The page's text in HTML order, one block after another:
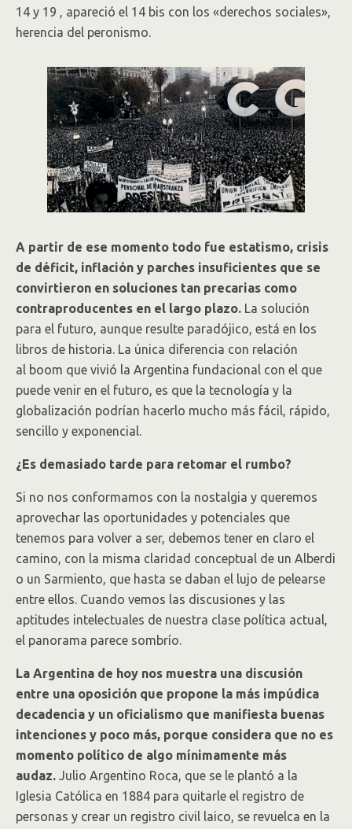
14 y 19 , apareció el 14 bis con los «derechos sociales»,
herencia del peronismo.
A partir de ese momento todo fue estatismo, crisis
de déficit, inflación y parches insuficientes que se
convirtieron en soluciones tan precarias como
contraproducentes en el largo plazo. La solución
para el futuro, aunque resulte paradójico, está en los
libros de historia. La única diferencia con relación
al boom que vivió la Argentina fundacional con el que
puede venir en el futuro, es que la tecnología y la
globalización podrían hacerlo mucho más fácil, rápido,
sencillo y exponencial.
¿Es demasiado tarde para retomar el rumbo?
Si no nos conformamos con la nostalgia y queremos
aprovechar las oportunidades y potenciales que
tenemos para volver a ser, debemos tener en claro el
camino, con la misma claridad conceptual de un Alberdi
o un Sarmiento, que hasta se daban el lujo de pelearse
entre ellos. Cuando vemos las discusiones y las
aptitudes intelectuales de nuestra clase política actual,
el panorama parece sombrío.
La Argentina de hoy nos muestra una discusión
entre una oposición que propone la más impúdica
decadencia y un oficialismo que manifiesta buenas
intenciones y poco más, porque considera que no es
momento político de algo mínimamente más
audaz. Julio Argentino Roca, que se le plantó a la
Iglesia Católica en 1884 para quitarle el registro de
personas y crear un registro civil laico, se revuelca en la